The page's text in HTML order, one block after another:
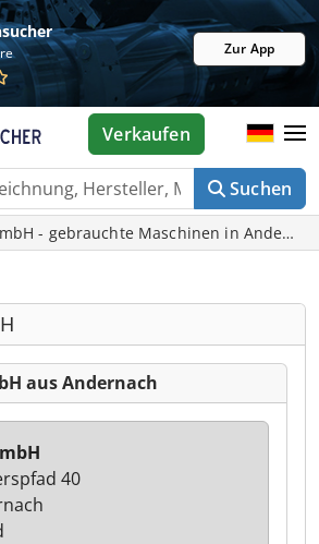
Zur App
Suchen
Verkaufen
- gebrauchte Maschinen in
aus Andernach
40